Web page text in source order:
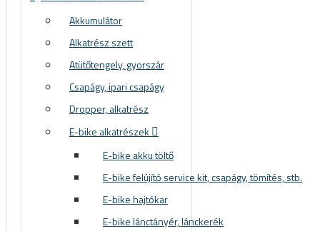
Akkumulátor
Alkatrész szett
Atütőtengely, gyorszár
Csapágy, ipari csapágy
Dropper, alkatrész
E-bike alkatrészek
E-bike akku töltő
E-bike felújító service kit, csapágy, tömítés, stb.
E-bike hajtókar
E-bike lánctányér, lánckerék